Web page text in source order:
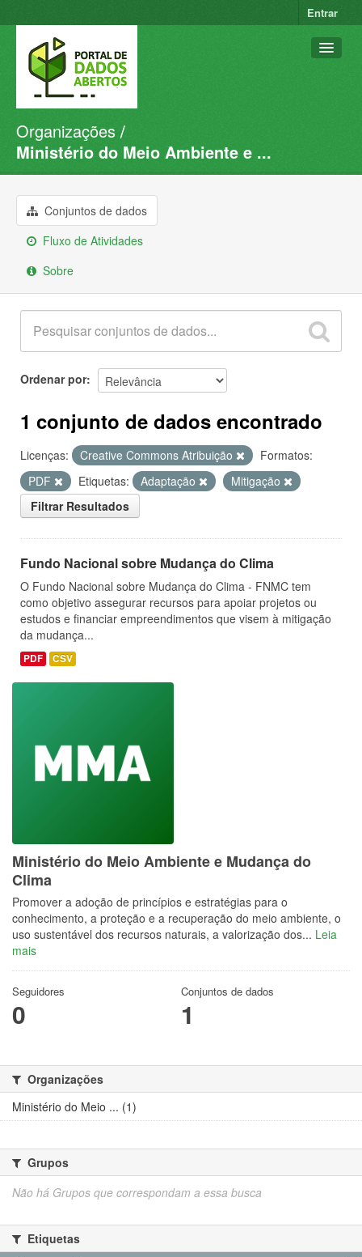
Entrar
Conjuntos de dados
Organizações
Sobre
Organizações
Ministério do Meio Ambiente e ...
Conjuntos de dados
Fluxo de Atividades
Sobre
Ordenar por
1 conjunto de dados encontrado
Licenças: Creative Commons Atribuição
Formatos:
PDF
Etiquetas: Adaptação
Mitigação
Filtrar Resultados
Fundo Nacional sobre Mudança do Clima
O Fundo Nacional sobre Mudança do Clima - FNMC tem
como objetivo assegurar recursos para apoiar projetos ou
estudos e financiar empreendimentos que visem à mitigação
da mudança...
PDF CSV
Ministério do Meio Ambiente e Mudança do
Clima
Promover a adoção de princípios e estratégias para o
conhecimento, a proteção e a recuperação do meio ambiente, o
uso sustentável dos recursos naturais, a valorização dos... Leia
mais
Seguidores
0
Conjuntos de dados
1
Organizações
Ministério do Meio ... (1)
Grupos
Não há Grupos que correspondam a essa busca
Etiquetas